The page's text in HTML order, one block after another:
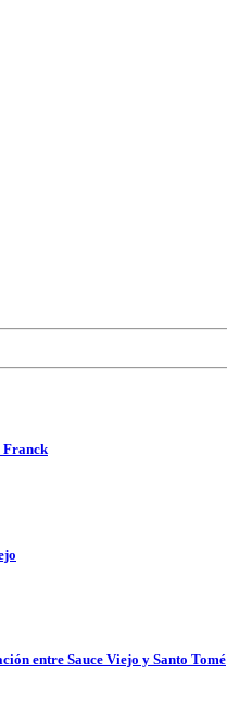
Franck
entre Sauce Viejo y Santo Tomé